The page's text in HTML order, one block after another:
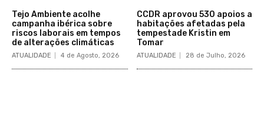
Tejo Ambiente acolhe
campanha ibérica sobre
riscos laborais em tempos
de alterações climáticas
ATUALIDADE 4 de Agosto, 2026
CCDR aprovou 530 apoios a
habitações afetadas pela
tempestade Kristin em
Tomar
ATUALIDADE 28 de Julho, 2026